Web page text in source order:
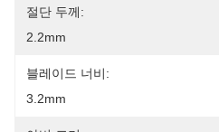
절단 두께:
2.2mm
블레이드 너비:
3.2mm